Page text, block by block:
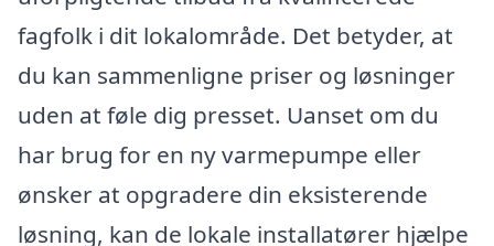
fagfolk i dit lokalområde. Det betyder, at
du kan sammenligne priser og løsninger
uden at føle dig presset. Uanset om du
har brug for en ny varmepumpe eller
ønsker at opgradere din eksisterende
løsning, kan de lokale installatører hjælpe